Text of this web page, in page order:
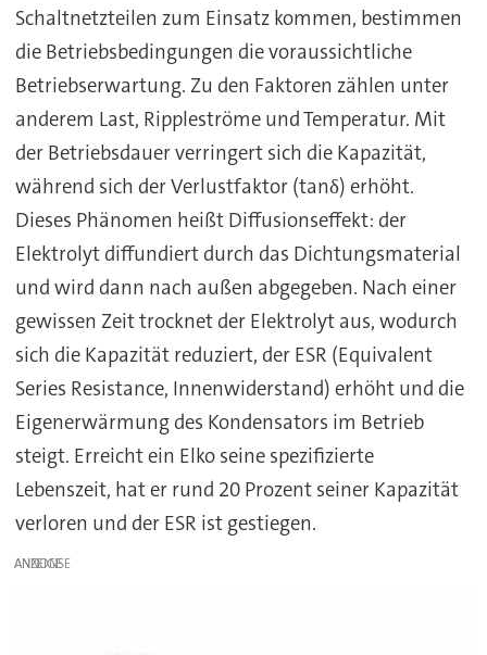
Schaltnetzteilen zum Einsatz kommen, bestimmen
die Betriebsbedingungen die voraussichtliche
Betriebserwartung. Zu den Faktoren zählen unter
anderem Last, Rippleströme und Temperatur. Mit
der Betriebsdauer verringert sich die Kapazität,
während sich der Verlustfaktor (tanδ) erhöht.
Dieses Phänomen heißt Diffusionseffekt: der
Elektrolyt diffundiert durch das Dichtungsmaterial
und wird dann nach außen abgegeben. Nach einer
gewissen Zeit trocknet der Elektrolyt aus, wodurch
sich die Kapazität reduziert, der ESR (Equivalent
Series Resistance, Innenwiderstand) erhöht und die
Eigenerwärmung des Kondensators im Betrieb
steigt. Erreicht ein Elko seine spezifizierte
Lebenszeit, hat er rund 20 Prozent seiner Kapazität
verloren und der ESR ist gestiegen.
ANZEIGE